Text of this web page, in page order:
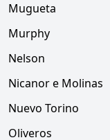
Mugueta
Murphy
Nelson
Nicanor e Molinas
Nuevo Torino
Oliveros